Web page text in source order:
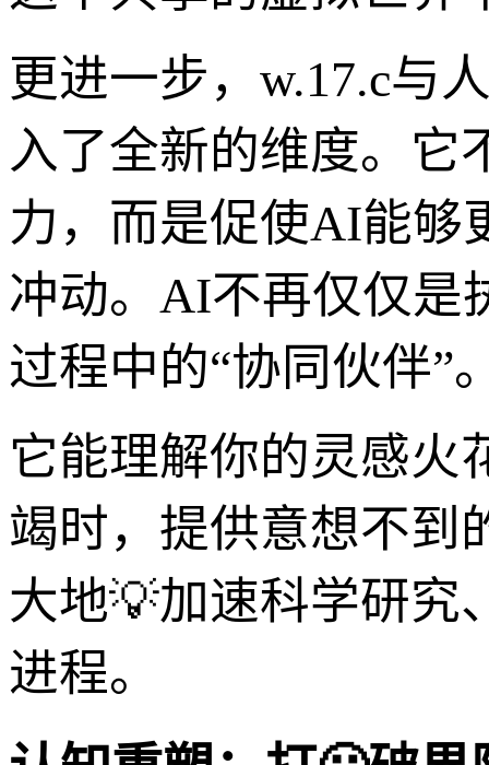
更进一步，w.17.c与
入了全新的维度。它
力，而是促使AI能够
冲动。AI不再仅仅是
过程中的“协同伙伴”
它能理解你的灵感火
竭时，提供意想不到
大地💡加速科学研究
进程。